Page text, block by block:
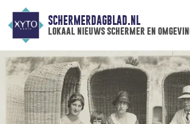
SCHERMERDAGBLAD.NL
lokaal nieuws schermer en